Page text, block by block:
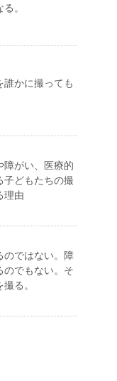
。
誰かに撮っても
障がい、医療的
子どもたちの撮
理由
のではない。障
のでもない。そ
る。